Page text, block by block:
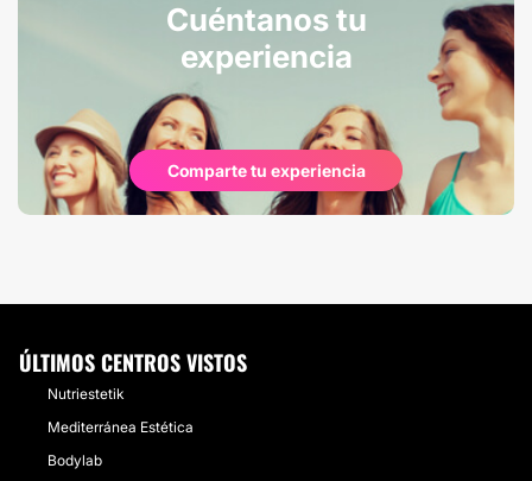
Cuéntanos tu
experiencia
Comparte tu experiencia
ÚLTIMOS CENTROS VISTOS
Nutriestetik
Mediterránea Estética
Bodylab